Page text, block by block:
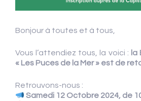
Bonjour à toutes et à tous,
Vous l’attendiez tous, la voici : la
« Les Puces de la Mer » est de
Retrouvons-nous :
Samedi 12 Octobre 2024, de